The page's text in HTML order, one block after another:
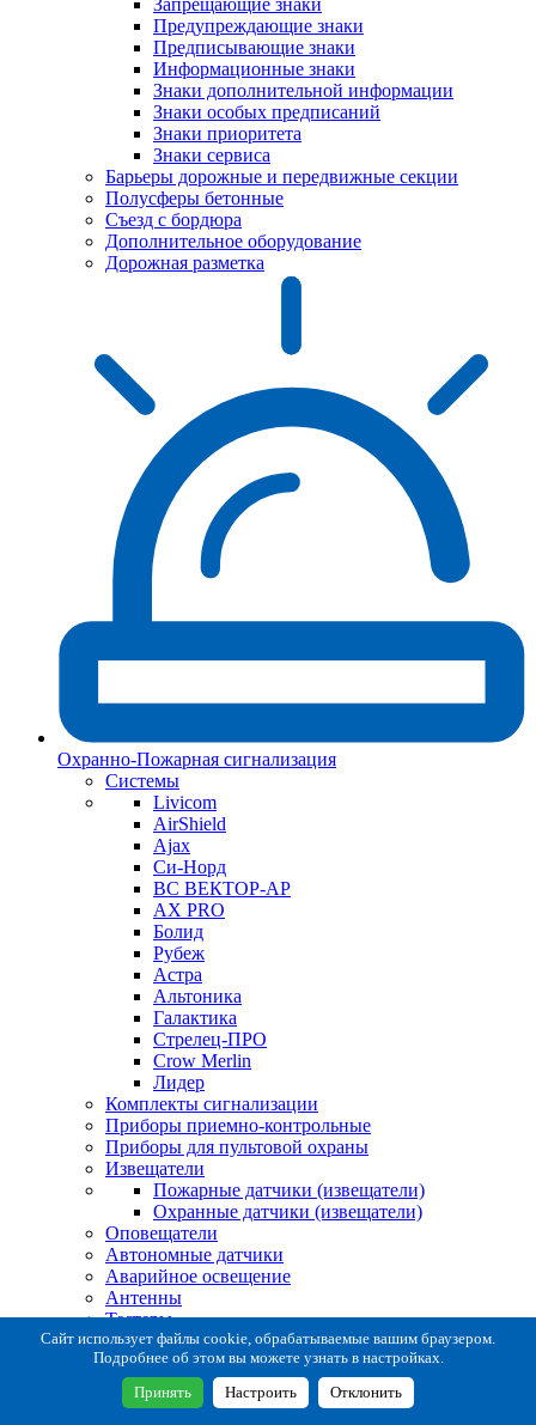
Запрещающие знаки
Предупреждающие знаки
Предписывающие знаки
Информационные знаки
Знаки дополнительной информации
Знаки особых предписаний
Знаки приоритета
Знаки сервиса
Барьеры дорожные и передвижные секции
Полусферы бетонные
Съезд с бордюра
Дополнительное оборудование
Дорожная разметка
Охранно-Пожарная сигнализация
Системы
Livicom
AirShield
Ajax
Си-Норд
ВС ВЕКТОР-АР
AX PRO
Болид
Рубеж
Астра
Альтоника
Галактика
Стрелец-ПРО
Crow Merlin
Лидер
Комплекты сигнализации
Приборы приемно-контрольные
Приборы для пультовой охраны
Извещатели
Пожарные датчики (извещатели)
Охранные датчики (извещатели)
Оповещатели
Автономные датчики
Аварийное освещение
Антенны
Тестеры
Система сбора извещений
Расходные и монтажные материалы
Коробки коммутационные
Кронштейны для извещателей
Сайт использует файлы cookie, обрабатываемые вашим браузером.
Подробнее об этом вы можете узнать в настройках.
Принять Настроить Отклонить